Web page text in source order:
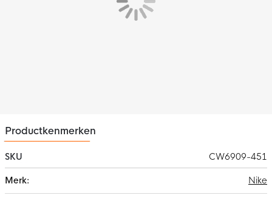
De Nike trainingsbroek is gemaakt van 82% katoen en 18%
Productkenmerken
SKU
CW6909-451
informatie
Nike